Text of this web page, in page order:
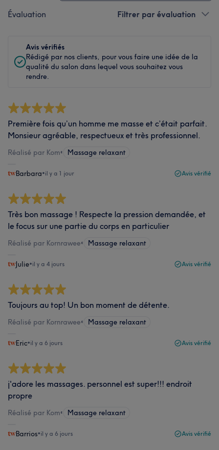
Évaluation Filtrer par évaluation
Avis vérifiés
Rédigé par nos clients, pour vous faire une idée de la
qualité du salon dans lequel vous souhaitez vous
rendre.
Première fois qu’un homme me masse et c’était parfait.
Monsieur agréable, respectueux et très professionnel.
Réalisé par Kom• Massage relaxant
Barbara•il y a 1 jour Avis vérifié
Très bon massage ! Respecte la pression demandée, et
le focus sur une partie du corps en particulier
Réalisé par Kornrawee• Massage relaxant
Julie•il y a 4 jours Avis vérifié
Toujours au top! Un bon moment de détente.
Réalisé par Kornrawee• Massage relaxant
Eric•il y a 6 jours Avis vérifié
j'adore les massages. personnel est super!!! endroit
propre
Réalisé par Kom• Massage relaxant
Barrios•il y a 6 jours Avis vérifié